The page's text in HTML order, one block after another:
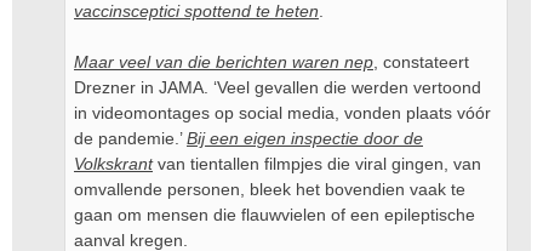
vaccinsceptici spottend te heten
Maar veel van die berichten waren nep , constateert
Drezner in JAMA. ‘Veel gevallen die werden vertoond
in videomontages op social media, vonden plaats vóór
de pandemie.’Bij een eigen inspectie door de
Volkskrantvan tientallen filmpjes die viral gingen, van
omvallende personen, bleek het bovendien vaak te
gaan om mensen die flauwvielen of een epileptische
aanval kregen.